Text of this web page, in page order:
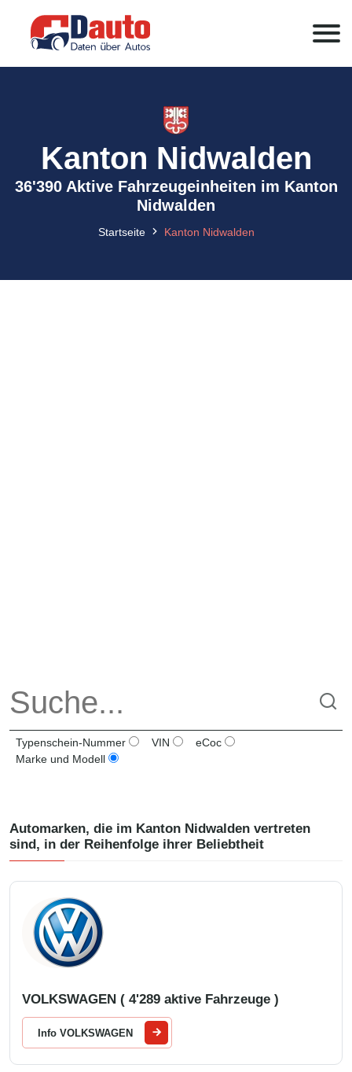
Kanton Nidwalden
36'390 Aktive Fahrzeugeinheiten im Kanton
Nidwalden
Startseite Kanton Nidwalden
Typenschein-Nummer VIN
eCoc
Marke und Modell
Automarken, die im Kanton Nidwalden vertreten
sind, in der Reihenfolge ihrer Beliebtheit
VOLKSWAGEN ( 4'289 aktive Fahrzeuge )
Info VOLKSWAGEN